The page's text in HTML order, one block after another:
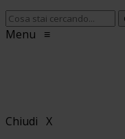
Menu ≡
Chiudi X